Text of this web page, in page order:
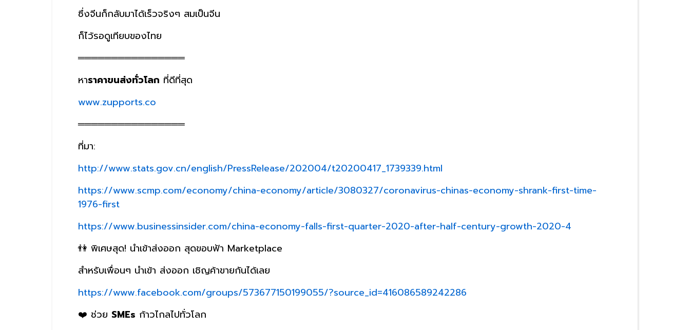
ซึ่งจีนก็กลับมาได้เร็วจริงๆ สมเป็นจีน
ก็ไว้รอดูเทียบของไทย
════════════════
หาราคาขนส่งทั่วโลก ที่ดีที่สุด
www.zupports.co
════════════════
ที่มา:
http://www.stats.gov.cn/english/PressRelease/202004/t20200417_1739339.html
https://www.scmp.com/economy/china-economy/article/3080327/coronavirus-chinas-economy-shrank-first-time-
1976-first
https://www.businessinsider.com/china-economy-falls-first-quarter-2020-after-half-century-growth-2020-4
👫 พิเศษสุด! นำเข้าส่งออก สุดขอบฟ้า Marketplace
สำหรับเพื่อนๆ นำเข้า ส่งออก เชิญค้าขายกันได้เลย
https://www.facebook.com/groups/573677150199055/?source_id=416086589242286
❤️ ช่วย SMEs ก้าวไกลไปทั่วโลก